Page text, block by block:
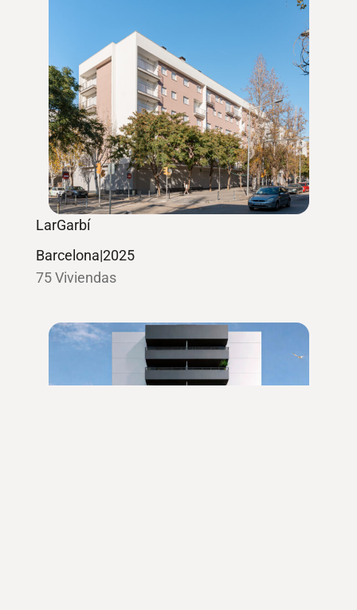
LarGarbí
Barcelona|2025
75 Viviendas